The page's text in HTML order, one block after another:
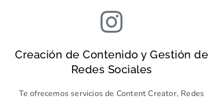
Creación de Contenido y Gestión de
Redes Sociales
Te ofrecemos servicios de Content Creator, Redes